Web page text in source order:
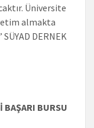
Üniversite
almakta
DERNEK
BAŞARI BURSU